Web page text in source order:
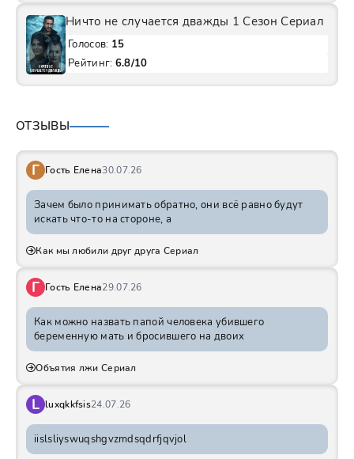
Ничто не случается дважды 1 Сезон Сериал
Голосов: 15
Рейтинг: 6.8/10
ОТЗЫВЫ
Г Гость Елена30.07.26
Зачем было принимать обратно, они всё равно будут
искать что-то на стороне, а
Как мы любили друг друга Сериал
Г Гость Елена29.07.26
Как можно назвать папой человека убившего
беременную мать и бросившего на двоих
Объятия лжи Сериал
L luxqkkfsis24.07.26
iislsliyswuqshgvzmdsqdrfjqvjol